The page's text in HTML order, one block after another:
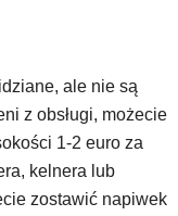
ale nie są
z obsługi, możecie
1-2 euro za
kelnera lub
zostawić napiwek